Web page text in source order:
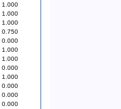
1.000
1.000
1.000
0.750
0.000
1.000
1.000
0.000
1.000
0.000
0.000
0.000